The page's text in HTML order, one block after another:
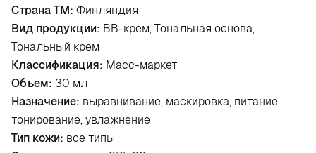
Страна ТМ: Финляндия
Вид продукции: BB-крем, Тональная основа,
Тональный крем
Классификация: Масс-маркет
Объем: 30 мл
Назначение: выравнивание, маскировка, питание,
тонирование, увлажнение
Тип кожи: все типы